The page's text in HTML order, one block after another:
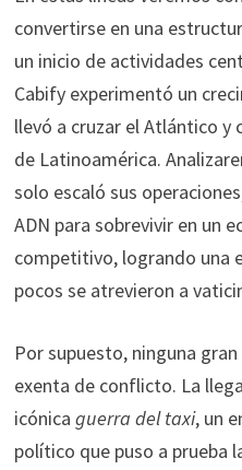
convertirse en una
un inicio de actividades
Cabify experimentó un
llevó a cruzar el Atlántico y
de Latinoamérica.
solo escaló sus
ADN para sobrevivir en un
competitivo, logrando una
pocos se atrevieron a
Por supuesto, ninguna
exenta de conflicto. La
icónica guerra del taxi, un
político que puso a prueba